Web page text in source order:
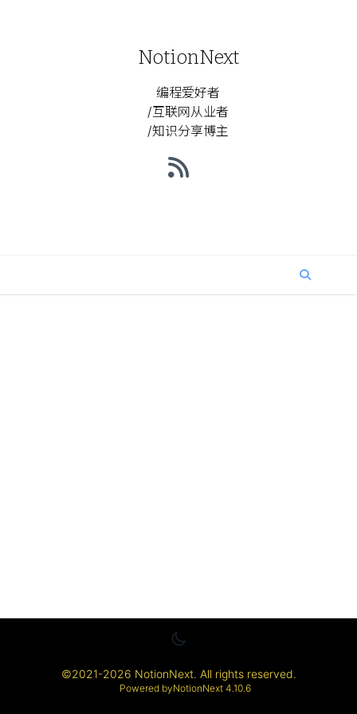
NotionNext
编程爱好者
/互联网从业者
/知识分享博主
©2021-2026 NotionNext. All rights reserved.
Powered byNotionNext 4.10.6